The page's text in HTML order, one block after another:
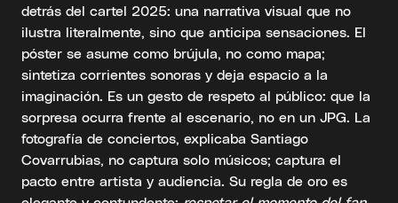
detrás del cartel 2025: una narrativa visual que no
ilustra literalmente, sino que anticipa sensaciones. El
póster se asume como brújula, no como mapa;
sintetiza corrientes sonoras y deja espacio a la
imaginación. Es un gesto de respeto al público: que la
sorpresa ocurra frente al escenario, no en un JPG. La
fotografía de conciertos, explicaba Santiago
Covarrubias, no captura solo músicos; captura el
pacto entre artista y audiencia. Su regla de oro es